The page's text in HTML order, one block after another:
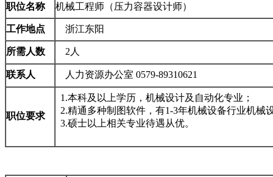
职位名称 机械工程师（压力容器设计师）
工作地点 浙江东阳
所需人数 2人
联系人 人力资源办公室 0579-89310621
职位要求
1.本科及以上学历，机械设计及自动化专业；
2.精通多种制图软件，有1-3年机械设备行业机械
3.硕士以上相关专业待遇从优。